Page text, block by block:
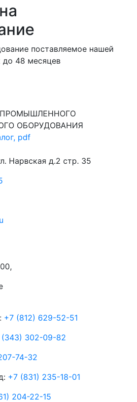
поставляемое нашей
до 48 месяцев
ОБОРУДОВАНИЯ
pdf
Нарвская д.2 стр. 35
+7 (812) 629-52-51
(343) 302-09-82
74-32
+7 (831) 235-18-01
204-22-15